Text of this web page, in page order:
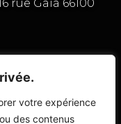
votre expérience
des contenus
rue Gaïa 66100